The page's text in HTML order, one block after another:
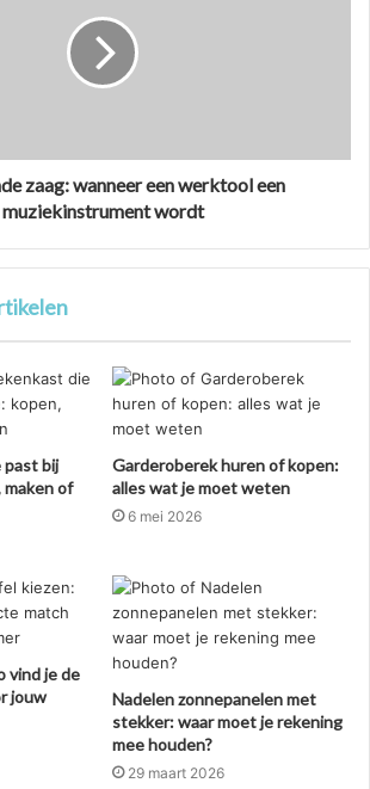
zaag: wanneer een werktool een
muziekinstrument wordt
past bij
of
Garderoberek huren of kopen:
alles wat je moet weten
6 mei 2026
vind je de
jouw
Nadelen zonnepanelen met
stekker: waar moet je rekening
mee houden?
29 maart 2026